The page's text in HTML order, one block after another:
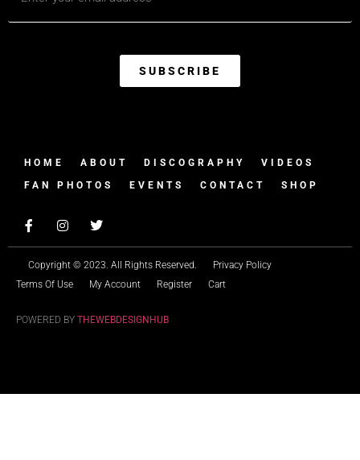
SUBSCRIBE
HOME ABOUT DISCOGRAPHY
VIDEOS
FAN PHOTOS
EVENTS CONTACT SHOP
Copyright © 2023. All Rights Reserved.
Privacy Policy
Terms Of Use
My Account Register Cart
POWERED BY THEWEBDESIGNHUB